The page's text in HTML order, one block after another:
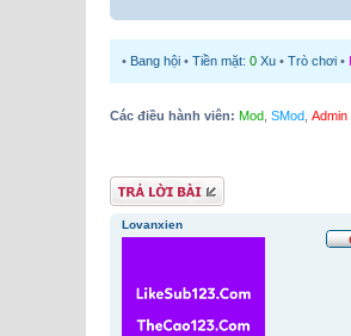
• Bang hội • Tiền mặt: 0 Xu • Trò chơi •
Các điều hành viên: Mod SMod Admin
Gửi bài trả lời
Lovanxien